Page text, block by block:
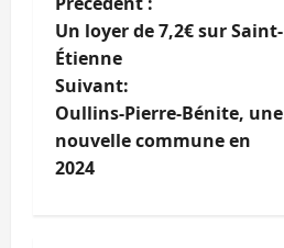
N
a
v
i
Un loyer de 7,2€ sur Saint-
Étienne
Suivant:
Oullins-Pierre-Bénite, une
nouvelle commune en
2024